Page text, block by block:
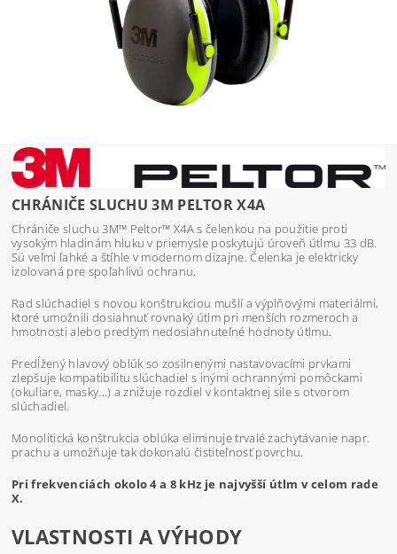
CHRÁNIČE SLUCHU 3M PELTOR X4A
Chrániče sluchu 3M™ Peltor™ X4A s čelenkou na použitie proti
vysokým hladinám hluku v priemysle poskytujú úroveň útlmu 33 dB.
Sú veľmi ľahké a štíhle v modernom dizajne. Čelenka je elektricky
izolovaná pre spoľahlivú ochranu.
Rad slúchadiel s novou konštrukciou mušlí a výplňovými materiálmi,
ktoré umožnili dosiahnuť rovnaký útlm pri menších rozmeroch a
hmotnosti alebo predtým nedosiahnuteľné hodnoty útlmu.
Predĺžený hlavový oblúk so zosilnenými nastavovacími prvkami
zlepšuje kompatibilitu slúchadiel s inými ochrannými pomôckami
(okuliare, masky...) a znižuje rozdiel v kontaktnej sile s otvorom
slúchadiel.
Monolitická konštrukcia oblúka eliminuje trvalé zachytávanie napr.
prachu a umožňuje tak dokonalú čistiteľnosť povrchu.
Pri frekvenciách okolo 4 a 8 kHz je najvyšší útlm v celom rade
X.
VLASTNOSTI A VÝHODY